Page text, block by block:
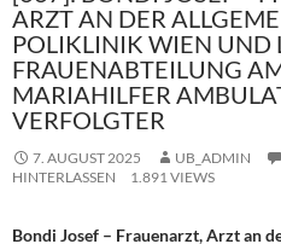
ARZT AN DER
POLIKLINIK WIEN UND
FRAUENABTEILUNG
MARIAHILFER
VERFOLGTER
7. AUGUST 2025 UB_ADMIN
HINTERLASSEN
1.891 VIEWS
Bondi Josef – Frauenarzt, Arzt an